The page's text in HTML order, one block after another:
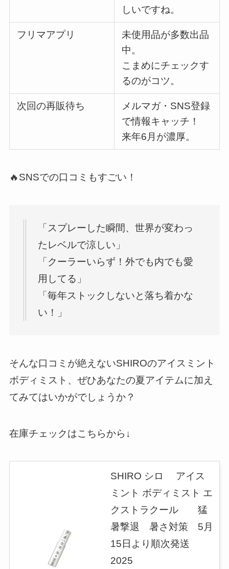
しいですね。
フリマアプリ
未使用品が多数出品
中。
こまめにチェックす
るのがコツ。
次回の再販待ち
メルマガ・SNS登録
で情報キャッチ！
来年6月が濃厚。
🔥SNSでの口コミもすごい！
「スプレーした瞬間、世界が変わっ
たレベルで涼しい」
「クーラーいらず！外でも内でも愛
用してる」
「毎年ストックしないと落ち着かな
い！」
そんな口コミが絶えないSHIROのアイスミント
ボディミスト、ぜひあなたの夏アイテムに加え
てみてはいかがでしょうか？
在庫チェックはこちらから↓
SHIRO シロ アイス
ミント ボディミスト エ
クストラクール 猛
暑撃退 暑さ対策 5月
15日より順次発送
2025